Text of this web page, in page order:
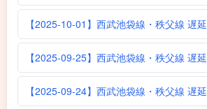
【2025-10-01】西武池袋線・秩父線 遅延
【2025-09-25】西武池袋線・秩父線 遅延
【2025-09-24】西武池袋線・秩父線 遅延